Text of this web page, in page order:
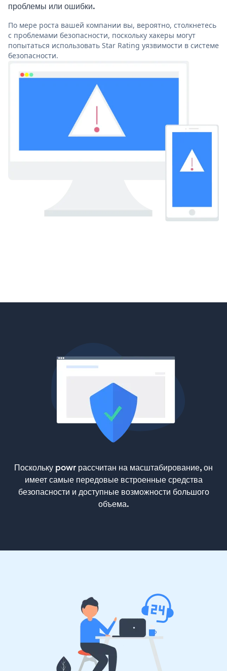
проблемы или ошибки.
По мере роста вашей компании вы, вероятно, столкнетесь
с проблемами безопасности, поскольку хакеры могут
попытаться использовать Star Rating уязвимости в системе
безопасности.
Поскольку powr рассчитан на масштабирование, он
имеет самые передовые встроенные средства
безопасности и доступные возможности большого
объема.